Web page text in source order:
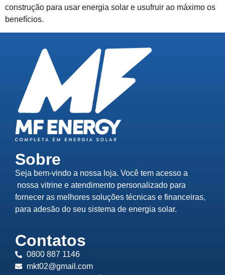
construção para usar energia solar e usufruir ao máximo os
benefícios.
Sobre
Seja bem-vindo a nossa loja. Você tem acesso a
nossa vitrine e atendimento personalizado para
fornecer as melhores soluções técnicas e financeiras,
para adesão do seu sistema de energia solar.
Contatos
0800 887 1146
mkt02@gmail.com